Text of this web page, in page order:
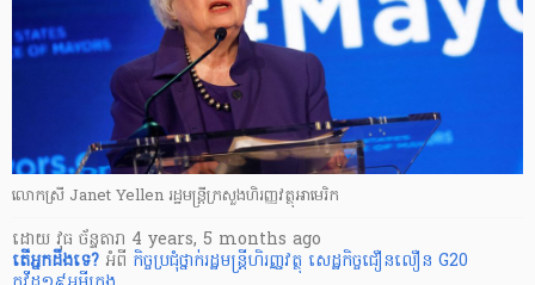
លោកស្រី Janet Yellen រដ្ឋមន្ត្រីក្រសួងហិរញ្ញវត្ថុអាមេរិក
ដោយ វុធ ច័ន្ទតារា 4 years, 5 months ago
តើ​អ្នក​ដឹងទេ? អំពី កិច្ចប្រជុំថ្នាក់រដ្ឋមន្ត្រីហិរញ្ញវត្ថុ សេដ្ឋកិច្ចជឿនលឿន G20